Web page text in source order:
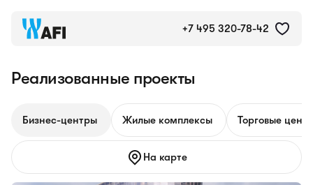
Реализованные проекты
+7 495 320-78-42
Реализованные проекты
Бизнес-центры Жилые комплексы Торговые
На карте